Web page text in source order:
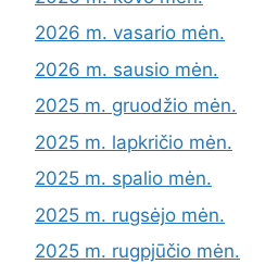
2026 m. vasario mėn.
2026 m. sausio mėn.
2025 m. gruodžio mėn.
2025 m. lapkričio mėn.
2025 m. spalio mėn.
2025 m. rugsėjo mėn.
2025 m. rugpjūčio mėn.